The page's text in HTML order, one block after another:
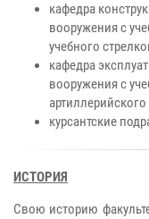
кафедра
вооружения с
учебного
кафедра
вооружения с
курсантские
ИСТОРИЯ
Свою историю